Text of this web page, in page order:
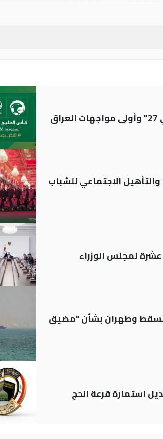
الاجتماعي للشباب
عشرة لمجلس الوزراء
مسقط وطهران بشأن "مضيق
استمارة قرعة الحج